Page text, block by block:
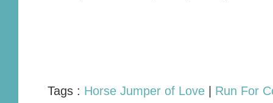
Tags : Horse Jumper of Love Run For